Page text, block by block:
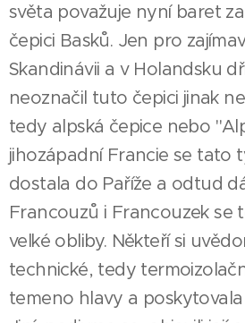
světa považuje nyní baret
čepici Basků. Jen pro
Skandinávii a v Holandsku
neoznačil tuto čepici jinak
tedy alpská čepice nebo
jihozápadní Francie se tato
dostala do Paříže a odtud
Francouzů i Francouzek se
velké obliby. Někteří si
technické, tedy
temeno hlavy a